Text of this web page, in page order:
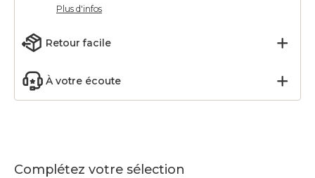
Plus d'infos
Retour facile
À votre écoute
Complétez votre sélection